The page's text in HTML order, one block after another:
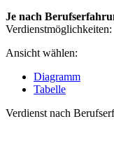
Je nach
Verdienstmöglichkeiten:
Ansicht wählen:
Diagramm
Tabelle
Verdienst nach